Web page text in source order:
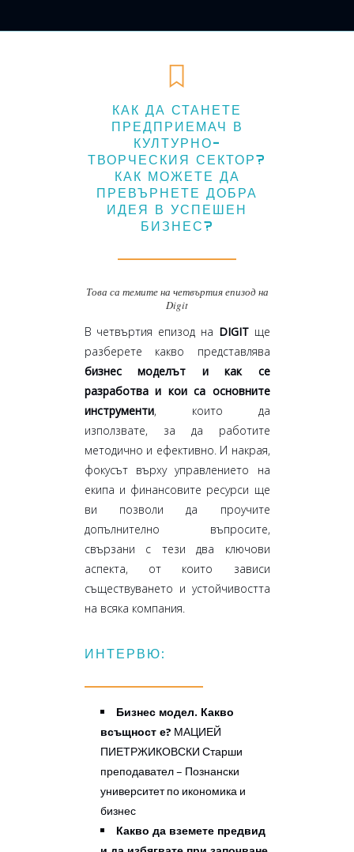
КАК ДА СТАНЕТЕ
ПРЕДПРИЕМАЧ В
КУЛТУРНО-
ТВОРЧЕСКИЯ СЕКТОР?
КАК МОЖЕТЕ ДА
ПРЕВЪРНЕТЕ ДОБРА
ИДЕЯ В УСПЕШЕН
БИЗНЕС?
Това са темите на четвъртия епизод на
Digit
В четвъртия епизод на DIGITще
разберете какво представлява
бизнес моделът и как се
разработва и кои са основните
инструменти, които да
използвате, за да работите
методично и ефективно. И накрая,
фокусът върху управлението на
екипа и финансовите ресурси ще
ви позволи да проучите
допълнително въпросите,
свързани с тези два ключови
аспекта, от които зависи
съществуването и устойчивостта
на всяка компания.
ИНТЕРВЮ:
Бизнес модел. Какво
всъщност е? МАЦИЕЙ
ПИЕТРЖИКОВСКИСтарши
преподавател – Познански
университет по икономика и
бизнес
Какво да вземете предвид